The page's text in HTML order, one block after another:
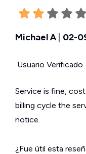
Michael A| 02-
Usuario Verificado
Service is fine,
billing cycle the
notice.
¿Fue útil esta